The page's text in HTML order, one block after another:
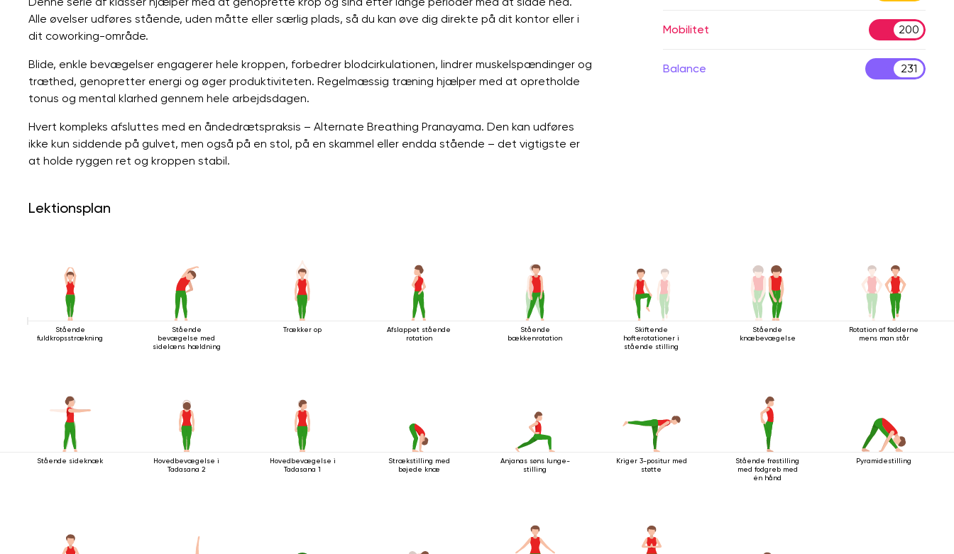
Alle øvelser udføres stående, uden måtte eller særlig plads, så du kan øve dig direkte på dit kontor eller i
dit coworking-område.
Blide, enkle bevægelser engagerer hele kroppen, forbedrer blodcirkulationen, lindrer muskelspændinger og
træthed, genopretter energi og øger produktiviteten. Regelmæssig træning hjælper med at opretholde
tonus og mental klarhed gennem hele arbejdsdagen.
Hvert kompleks afsluttes med en åndedrætspraksis – Alternate Breathing Pranayama. Den kan udføres
ikke kun siddende på gulvet, men også på en stol, på en skammel eller endda stående – det vigtigste er
at holde ryggen ret og kroppen stabil.
Mobilitet 200
Balance 231
Lektionsplan
Stående
fuldkropsstrækning
Stående
bevægelse med
sidelæns hældning
Trækker op
Afslappet stående
rotation
Stående
bækkenrotation
Skiftende
hofterotationer i
stående stilling
Stående
knæbevægelse
Rotation af fødderne
mens man står
Stående sideknæk
Hovedbevægelse i
Tadasana 2
Hovedbevægelse i
Tadasana 1
Strækstilling med
bøjede knæ
Anjanas søns lunge-
stilling
Kriger 3-positur med
støtte
Stående frøstilling
med fodgreb med
én hånd
Pyramidestilling